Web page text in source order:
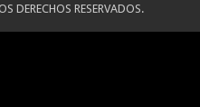
RESERVADOS.